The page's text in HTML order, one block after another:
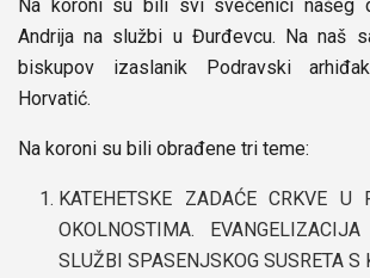
Na koroni su bili svi svećenici našeg
Andrija na službi u Đurđevcu. Na naš
biskupov izaslanik Podravski
Horvatić.
Na koroni su bili obrađene tri teme:
KATEHETSKE ZADAĆE CRKVE U
OKOLNOSTIMA.
SLUŽBI SPASENJSKOG SUSRETA S